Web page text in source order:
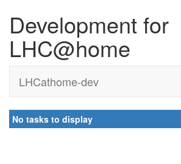
Development for
LHC@home
LHCathome-dev
No tasks to display